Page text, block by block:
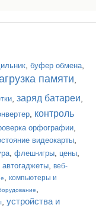
, буфер обмена,
памяти,
, заряд батареи,
, контроль
орфографии,
видеокарты,
, флеш-игры, цены,
автогаджеты, веб-
, компьютеры и
,
, устройства и